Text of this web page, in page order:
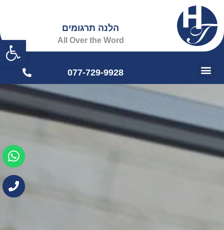
הלנה תרגומים
All Over the Word
077-729-9928